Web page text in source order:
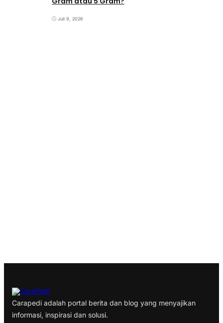
Juli 9, 2026
Carapedi adalah portal berita dan blog yang menyajikan
informasi, inspirasi dan solusi.